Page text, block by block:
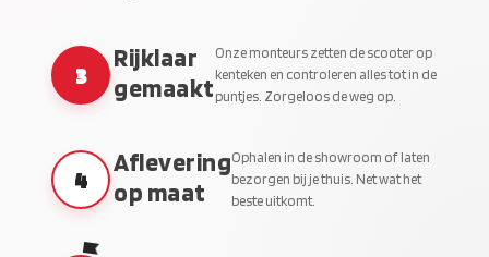
3
Rijklaar
gemaakt
Onze monteurs zetten de scooter op
kenteken en controleren alles tot in de
puntjes. Zorgeloos de weg op.
4
Aflevering
op maat
Ophalen in de showroom of laten
bezorgen bij je thuis. Net wat het
beste uitkomt.